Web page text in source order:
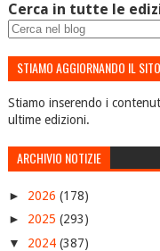
Cerca in tutte le
STIAMO AGGIORNANDO IL SITO
Stiamo inserendo i
ultime edizioni.
ARCHIVIO NOTIZIE
► 2026 (178)
► 2025 (293)
▼ 2024 (387)